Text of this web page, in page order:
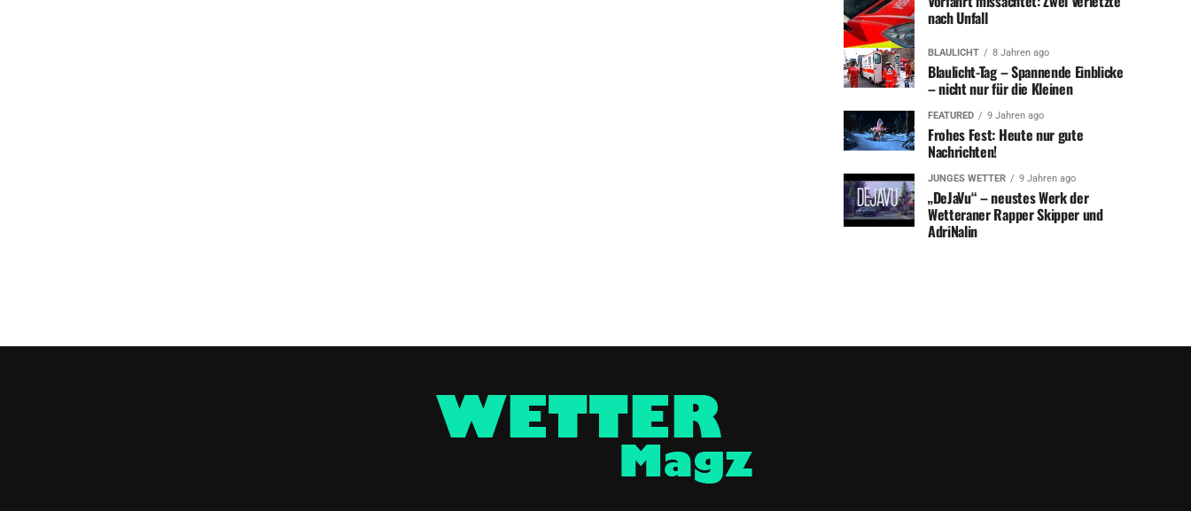
nach Unfall
BLAULICHT 8 Jahren ago
Blaulicht-Tag – Spannende Einblicke
– nicht nur für die Kleinen
FEATURED 9 Jahren ago
Frohes Fest: Heute nur gute
Nachrichten!
JUNGES WETTER 9 Jahren ago
„DeJaVu“ – neustes Werk der
Wetteraner Rapper Skipper und
AdriNalin